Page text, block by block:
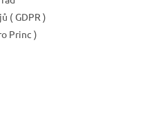
( GDPR )
Princ )